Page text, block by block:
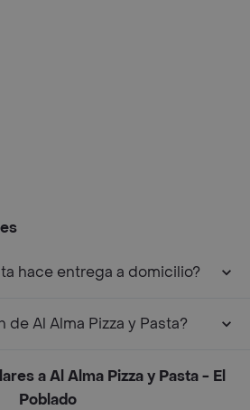
hace entrega a domicilio?
de Al Alma Pizza y Pasta?
a Al Alma Pizza y Pasta - El
Poblado